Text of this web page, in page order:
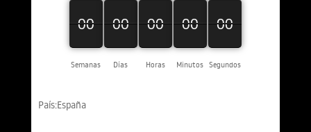
00
00
00
Semanas
00
00
00
Días
00
00
00
Horas
00
00
00
Minutos
00
00
00
Segundos
País:España